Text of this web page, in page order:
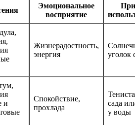
Эмоциональное
восприятие
Жизнерадостность,
энергия
уголок
и
Спокойствие,
прохлада
сада
у воды